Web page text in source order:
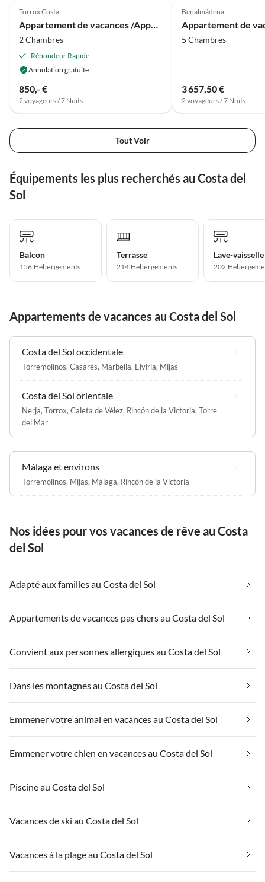
Herzlichsten Dank für das
Entgegenkommen, die nette
Kommunikation und die
Torrox Costa
Appartement de vacances /Appartement Montemar
2 Chambres
Répondeur Rapide
Annulation gratuite
850,- €
2 voyageurs / 7 Nuits
Benalmádena
5 Chambres
3 657,50 €
2 voyageurs / 7 Nuits
Tout Voir
Équipements les plus recherchés au Costa del
Sol
Balcon
156 Hébergements
Terrasse
214 Hébergements
Lave-vaisselle
202
Appartements de vacances au Costa del Sol
Costa del Sol occidentale
Torremolinos, Casarès, Marbella, Elviria, Mijas
Costa del Sol orientale
Nerja, Torrox, Caleta de Vélez, Rincón de la Victoria, Torre
del Mar
Málaga et environs
Torremolinos, Mijas, Málaga, Rincón de la Victoria
Nos idées pour vos vacances de rêve au Costa
del Sol
Adapté aux familles au Costa del Sol
Appartements de vacances pas chers au Costa del Sol
Convient aux personnes allergiques au Costa del Sol
Dans les montagnes au Costa del Sol
Emmener votre animal en vacances au Costa del Sol
Emmener votre chien en vacances au Costa del Sol
Piscine au Costa del Sol
Vacances de ski au Costa del Sol
Vacances à la plage au Costa del Sol